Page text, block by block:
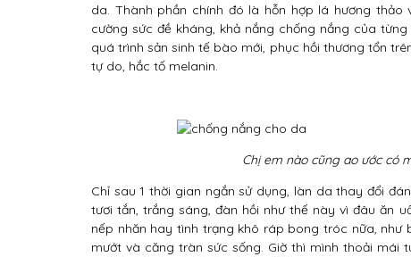
da. Thành phần chính đó là hỗn hợp lá hương
cường sức đề kháng, khả nắng chống nắng của
quá trình sản sinh tế bào mới, phục hồi thương tổn
tự do, hắc tố melanin.
Chị em nào cũng ao ước có
Chỉ sau 1 thời gian ngắn sử dụng, làn da thay đổi
tươi tắn, trắng sáng, đàn hồi như thế này vì đâu ăn
nếp nhăn hay tình trạng khô ráp bong tróc nữa,
mướt và căng tràn sức sống. Giờ thì mình thoải mái